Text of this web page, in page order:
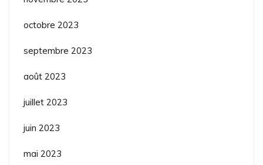
octobre 2023
septembre 2023
août 2023
juillet 2023
juin 2023
mai 2023